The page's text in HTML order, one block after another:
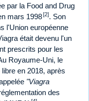
par la Food and Drug
mars 1998[2]. Son
l'Union européenne
était devenu l'un
prescrits pour les
Royaume-Uni, le
en 2018, après
"Viagra
des